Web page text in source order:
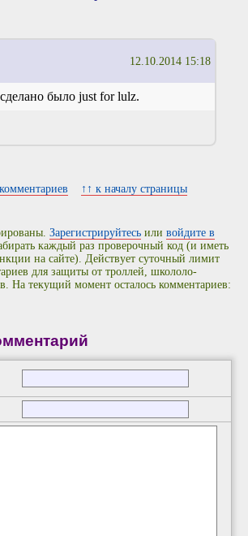
12.10.2014 15:18
было just for lulz.
↑↑ к началу страницы
Зарегистрируйтесь иливойдите в
каждый раз проверочный код (и иметь
на сайте). Действует суточный лимит
для защиты от троллей, школоло-
На текущий момент осталось комментариев: